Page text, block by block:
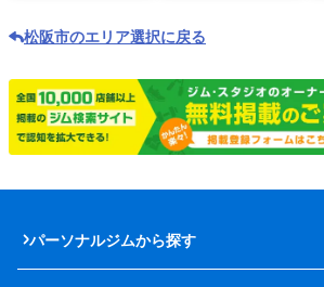
松阪市のエリア選択に戻る
パーソナルジムから探す